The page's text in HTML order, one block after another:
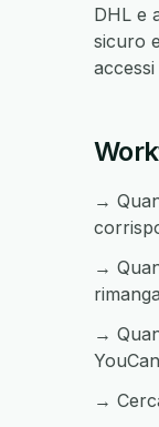
DHL e
sicuro
→
→
→
→